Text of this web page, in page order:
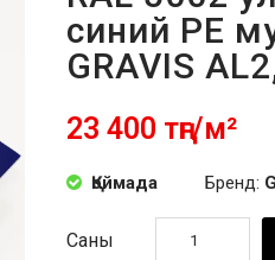
синий PE
GRAVIS
23 400 тңг/м²
Қоймада Бренд:
Саны